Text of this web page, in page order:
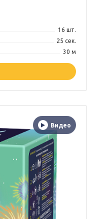
16 шт.
25 сек.
30 м
Видео